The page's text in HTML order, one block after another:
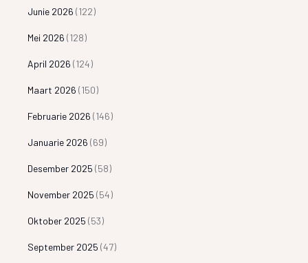
Junie 2026 (122)
Mei 2026 (128)
April 2026 (124)
Maart 2026 (150)
Februarie 2026 (146)
Januarie 2026 (69)
Desember 2025 (58)
November 2025 (54)
Oktober 2025 (53)
September 2025 (47)